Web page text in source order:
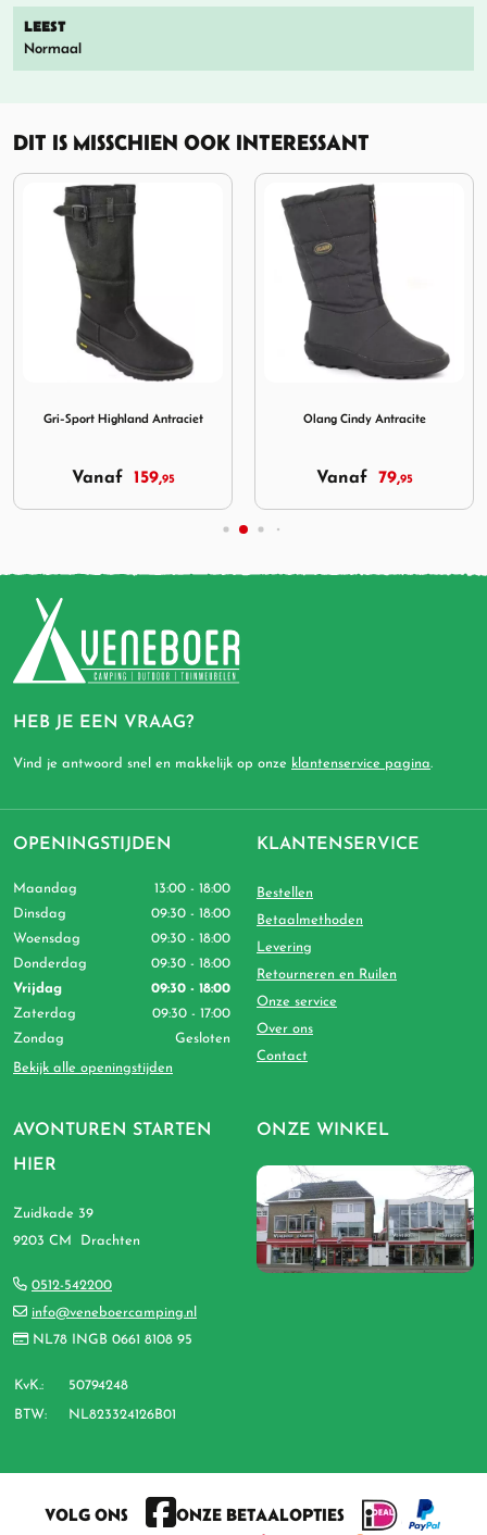
LEEST
Normaal
DIT IS MISSCHIEN OOK INTERESSANT
Gri-Sport Highland Antraciet
Vanaf 159,95
Olang Cindy Antracite
Vanaf 79,95
HEB JE EEN VRAAG?
Vind je antwoord snel en makkelijk op onze klantenservice pagina.
AVONTUREN STARTEN
HIER
Zuidkade 39
9203 CM Drachten
0512-542200
info@veneboercamping.nl
NL78 INGB 0661 8108 95
KvK.: 50794248
BTW: NL823324126B01
OPENINGSTIJDEN
Maandag
13:00 - 18:00
Dinsdag
09:30 - 18:00
Woensdag
09:30 - 18:00
Donderdag
09:30 - 18:00
Vrijdag
09:30 - 18:00
Zaterdag
09:30 - 17:00
Zondag
Gesloten
Bekijk alle openingstijden
KLANTENSERVICE
Bestellen
Betaalmethoden
Levering
Retourneren en Ruilen
Onze service
Over ons
Contact
ONZE WINKEL
VOLG ONS ONZE BETAALOPTIES